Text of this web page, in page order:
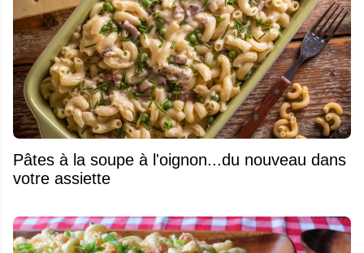
Pâtes à la soupe à l'oignon...du nouveau dans
votre assiette